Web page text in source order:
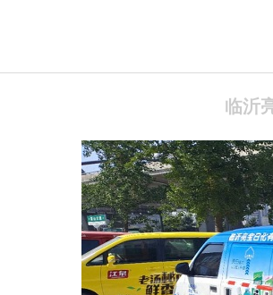
临沂